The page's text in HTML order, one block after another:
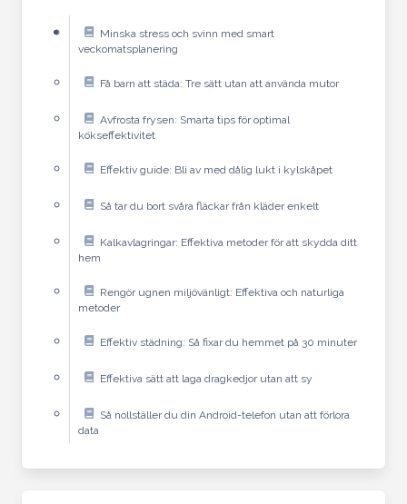
Minska stress och svinn med smart
veckomatsplanering
Få barn att städa: Tre sätt utan att använda mutor
Avfrosta frysen: Smarta tips för optimal
kökseffektivitet
Effektiv guide: Bli av med dålig lukt i kylskåpet
Så tar du bort svåra fläckar från kläder enkelt
Kalkavlagringar: Effektiva metoder för att skydda ditt
hem
Rengör ugnen miljövänligt: Effektiva och naturliga
metoder
Effektiv städning: Så fixar du hemmet på 30 minuter
Effektiva sätt att laga dragkedjor utan att sy
Så nollställer du din Android-telefon utan att förlora
data